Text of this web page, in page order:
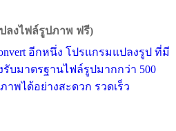
ลงไฟล์รูปภาพ ฟรี)
อีกหนึ่ง โปรแกรมแปลงรูป ที่มี
บมาตรฐานไฟล์รูปมากกว่า 500
พได้อย่างสะดวก รวดเร็ว